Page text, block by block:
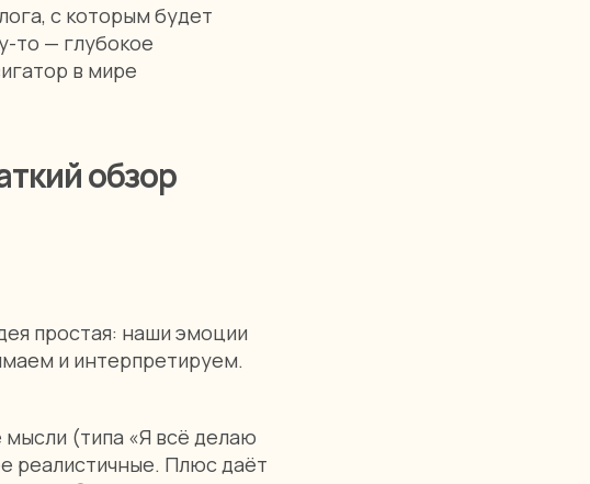
с которым будет
то — глубокое
в мире
обзор
простая: наши эмоции
и интерпретируем.
мысли (типа «Я всё делаю
реалистичные. Плюс даёт